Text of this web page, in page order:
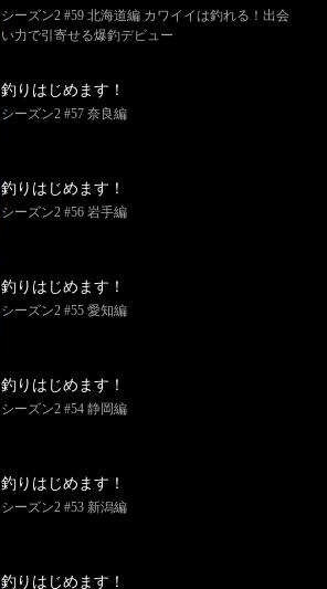
シーズン2 #59 北海道編 カワイイは釣れる！出会
い力で引寄せる爆釣デビュー
釣りはじめます！
シーズン2 #57 奈良編
釣りはじめます！
シーズン2 #56 岩手編
釣りはじめます！
シーズン2 #55 愛知編
釣りはじめます！
シーズン2 #54 静岡編
釣りはじめます！
シーズン2 #53 新潟編
釣りはじめます！